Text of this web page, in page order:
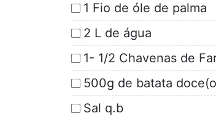
1 Fio de óle de palma
2 L de água
1- 1/2 Chavenas de
500g de batata
Sal q.b